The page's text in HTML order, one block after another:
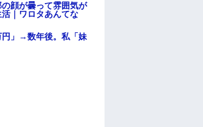
顔が曇って雰囲気が
活｜ワロタあんてな
円」→数年後。私「妹